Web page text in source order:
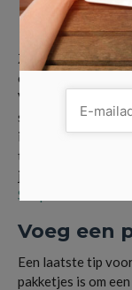
Label het
Zorg ervoor dat
ervoor te zorgen
Vermeld het
straatnaam,
indien mogelijk
toe, voor het geval
je het toch liever
Shops United
Voeg een
Een laatste tip
pakketjes is om